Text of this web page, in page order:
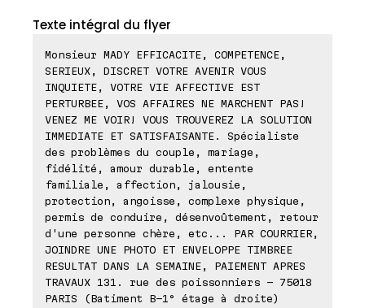
Texte intégral du flyer
Monsieur MADY EFFICACITE, COMPETENCE,
SERIEUX, DISCRET VOTRE AVENIR VOUS
INQUIETE, VOTRE VIE AFFECTIVE EST
PERTURBEE, VOS AFFAIRES NE MARCHENT PAS!
VENEZ ME VOIR! VOUS TROUVEREZ LA SOLUTION
IMMEDIATE ET SATISFAISANTE. Spécialiste
des problèmes du couple, mariage,
fidélité, amour durable, entente
familiale, affection, jalousie,
protection, angoisse, complexe physique,
permis de conduire, désenvoûtement, retour
d'une personne chère, etc... PAR COURRIER,
JOINDRE UNE PHOTO ET ENVELOPPE TIMBREE
RESULTAT DANS LA SEMAINE, PAIEMENT APRES
TRAVAUX 131. rue des poissonniers - 75018
PARIS (Batiment B-1° étage à droite)